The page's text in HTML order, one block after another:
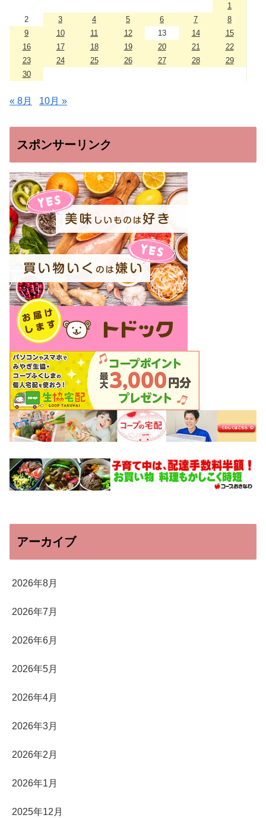
1
2
3 4 5 6 7
8
9
10 11 12 13 14
15
16
17 18 19 20 21
22
23
24 25 26 27 28
29
30
« 8月 10月 »
スポンサーリンク
アーカイブ
2026年8月
2026年7月
2026年6月
2026年5月
2026年4月
2026年3月
2026年2月
2026年1月
2025年12月